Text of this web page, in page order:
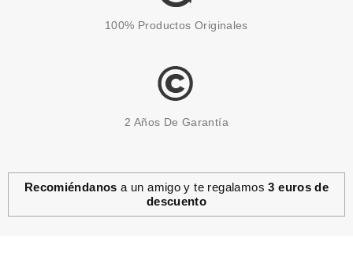
SISLEY
100% Productos Originales
2 Años De Garantía
Recomiéndanos a un amigo y te regalamos3 euros de
descuento